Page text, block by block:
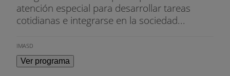
atención especial para desarrollar tareas
cotidianas e integrarse en la sociedad...
IMASD
Ver programa